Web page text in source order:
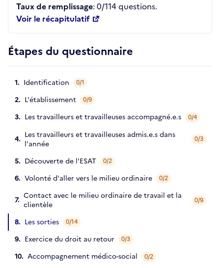
Taux de remplissage: 0/114 questions.
Voir le récapitulatif
Étapes du questionnaire
Identification 0/1
L'établissement 0/9
Les travailleurs et travailleuses accompagné.e.s 0/4
Les travailleurs et travailleuses admis.e.s dans
l'année
0/3
Découverte de l'ESAT 0/2
Volonté d'aller vers le milieu ordinaire 0/2
Contact avec le milieu ordinaire de travail et la
clientèle
0/9
Les sorties 0/14
Exercice du droit au retour 0/3
Accompagnement médico-social 0/2